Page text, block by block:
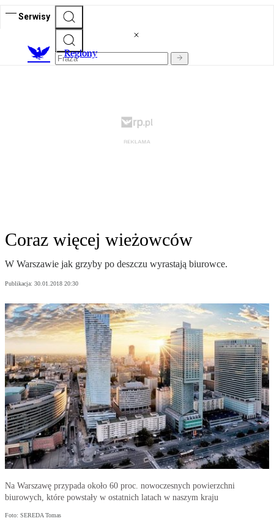
Serwisy
Regiony
Coraz więcej wieżowców
W Warszawie jak grzyby po deszczu wyrastają biurowce.
Publikacja: 30.01.2018 20:30
Na Warszawę przypada około 60 proc. nowoczesnych powierzchni
biurowych, które powstały w ostatnich latach w naszym kraju
Foto: SEREDA Tomas